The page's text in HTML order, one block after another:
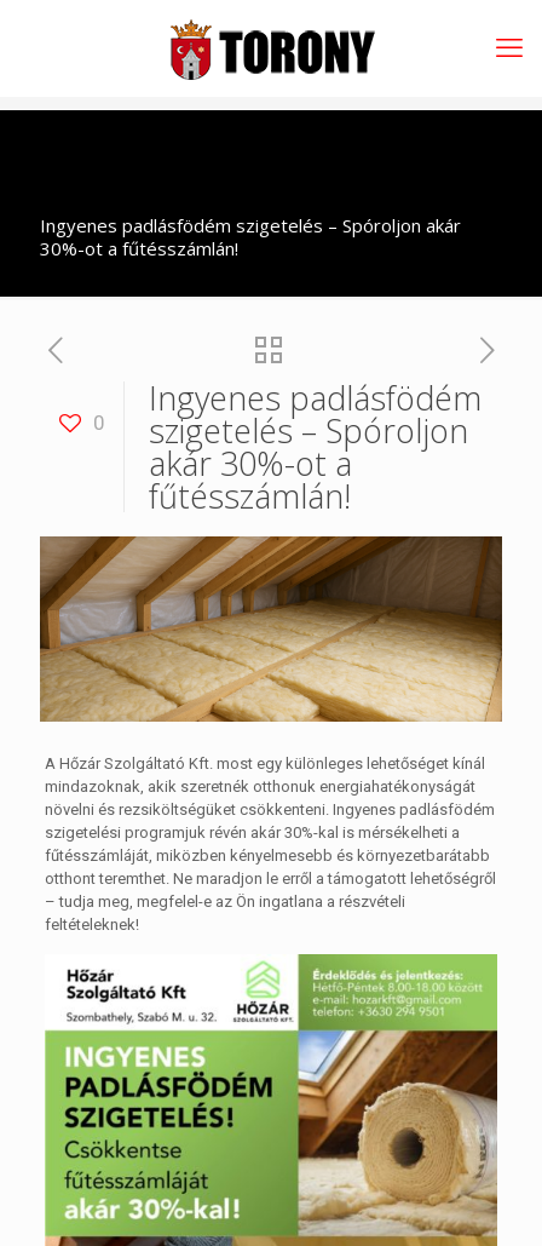
Ingyenes padlásfödém szigetelés – Spóroljon akár
30%-ot a fűtésszámlán!
0
Ingyenes padlásfödém
szigetelés – Spóroljon
akár 30%-ot a
fűtésszámlán!
A Hőzár Szolgáltató Kft. most egy különleges lehetőséget kínál
mindazoknak, akik szeretnék otthonuk energiahatékonyságát
növelni és rezsiköltségüket csökkenteni. Ingyenes padlásfödém
szigetelési programjuk révén akár 30%-kal is mérsékelheti a
fűtésszámláját, miközben kényelmesebb és környezetbarátabb
otthont teremthet. Ne maradjon le erről a támogatott lehetőségről
– tudja meg, megfelel-e az Ön ingatlana a részvételi
feltételeknek!